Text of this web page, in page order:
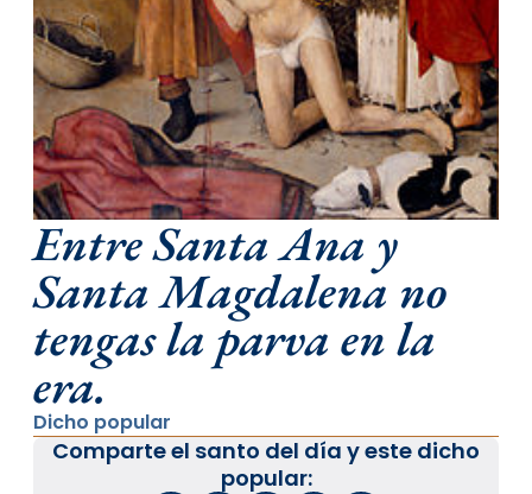
Entre Santa Ana y
Santa Magdalena no
tengas la parva en la
era.
Dicho popular
Comparte el santo del día y este dicho
popular: